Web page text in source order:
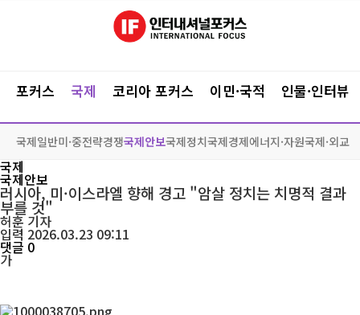
포커스 국제 코리아 포커스 이민·국적 인물·인터뷰
국제일반미·중전략경쟁국제안보국제정치국제경제에너지·자원국제·외교
국제
국제안보
러시아, 미·이스라엘 향해 경고 "암살 정치는 치명적 결과
부를 것"
허훈기자
입력 2026.03.23 09:11
댓글 0
가